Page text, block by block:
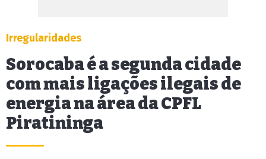
Irregularidades
Sorocaba é a segunda cidade
com mais ligações ilegais de
energia na área da CPFL
Piratininga